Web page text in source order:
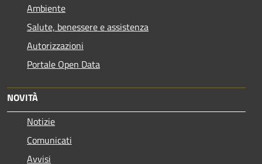
Ambiente
Salute, benessere e assistenza
Autorizzazioni
Portale Open Data
NOVITÀ
Notizie
Comunicati
Avvisi